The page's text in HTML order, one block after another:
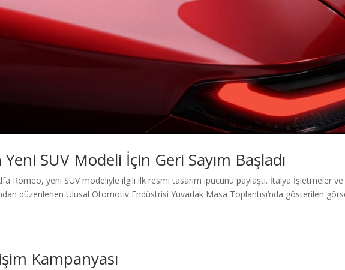
SUV Modeli İçin Geri Sayım Başladı
Romeo, yeni SUV modeliyle ilgili ilk resmi tasarım ipucunu paylaştı. İtalya İşletmeler ve
düzenlenen Ulusal Otomotiv Endüstrisi Yuvarlak Masa Toplantısı’nda gösterilen
Kampanyası